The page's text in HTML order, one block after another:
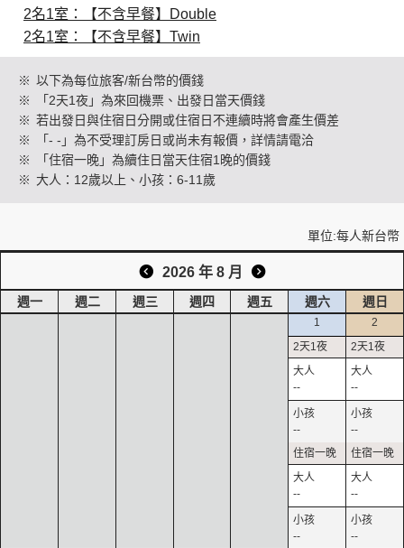
創造旅遊
2名1室：【不含早餐】Double
2名1室：【不含早餐】Twin
※ 以下為每位旅客/新台幣的價錢
※
「2天1夜」為來回機票、出發日當天價錢
※ 若出發日與住宿日分開或住宿日不連續時將會產生價差
※
「- -」為不受理訂房日或尚未有報價，詳情請電洽
※
「住宿一晚」為續住日當天住宿1晚的價錢
※ 大人：12歲以上、小孩：6-11歲
單位:每人新台幣
2026 年 8 月
週一 週二 週三 週四 週五 週六 週日
1
--
--
--
--
2
--
--
--
--